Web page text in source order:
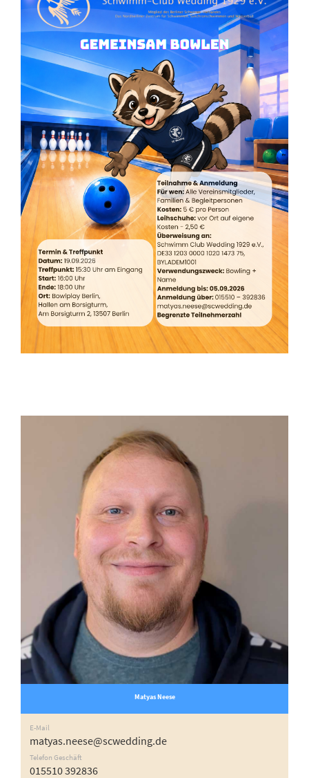
Matyas Neese
E-Mail
matyas.neese@scwedding.de
Telefon Geschäft
015510 392836